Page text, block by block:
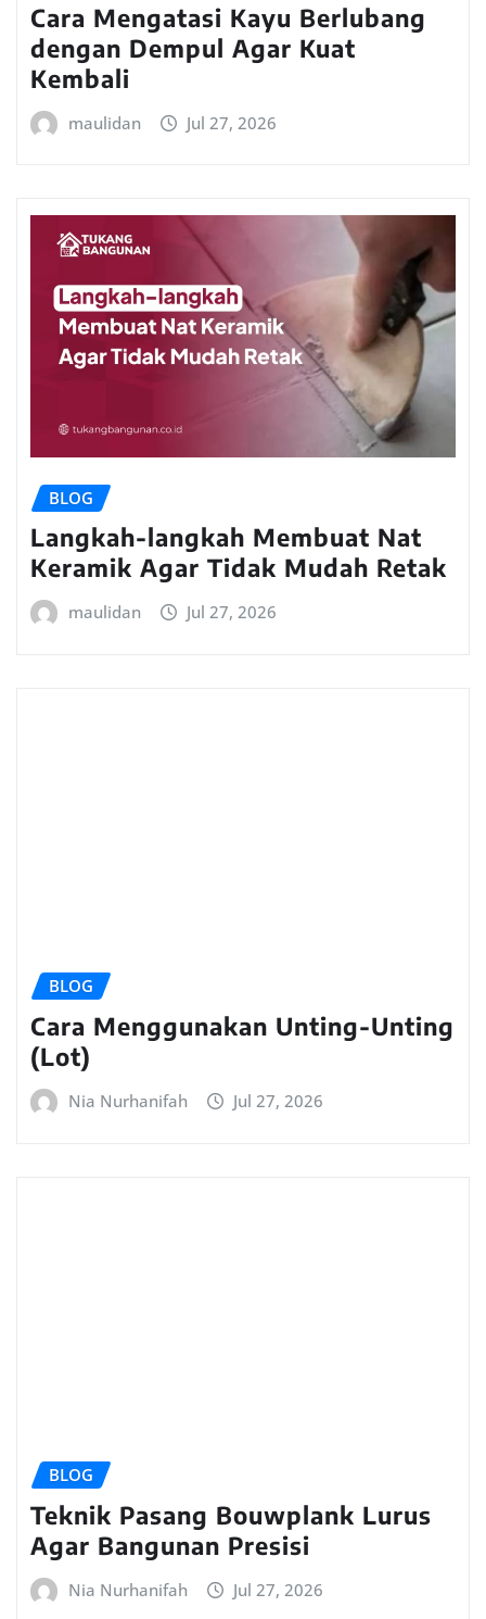
Cara Mengatasi Kayu Berlubang
dengan Dempul Agar Kuat
Kembali
maulidan Jul 27, 2026
BLOG
Langkah-langkah Membuat Nat
Keramik Agar Tidak Mudah Retak
maulidan Jul 27, 2026
BLOG
Cara Menggunakan Unting-Unting
(Lot)
Nia Nurhanifah Jul 27, 2026
BLOG
Teknik Pasang Bouwplank Lurus
Agar Bangunan Presisi
Nia Nurhanifah Jul 27, 2026